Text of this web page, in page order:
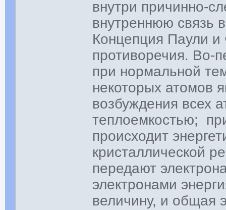
внутри причинно-
внутреннюю связь
Концепция Паули
противоречия. Во-
при нормальной
некоторых атомов
возбуждения всех
теплоемкостью;
происходит
кристаллической
передают
электронами
величину, и общая